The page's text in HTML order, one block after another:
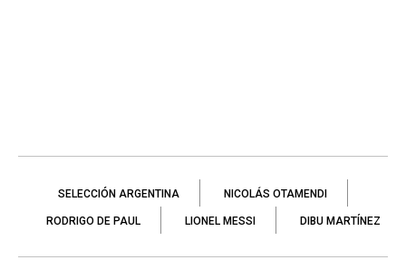
SELECCIÓN ARGENTINA NICOLÁS OTAMENDI
RODRIGO DE PAUL LIONEL MESSI DIBU MARTÍNEZ